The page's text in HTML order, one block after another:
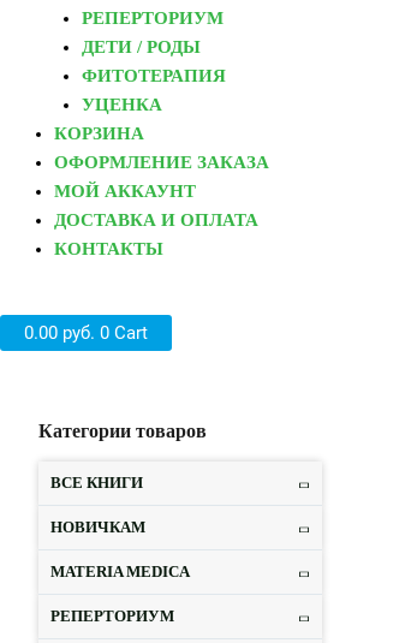
РЕПЕРТОРИУМ
ДЕТИ / РОДЫ
ФИТОТЕРАПИЯ
УЦЕНКА
КОРЗИНА
ОФОРМЛЕНИЕ ЗАКАЗА
МОЙ АККАУНТ
ДОСТАВКА И ОПЛАТА
КОНТАКТЫ
0.00 руб. 0 Cart
Категории товаров
ВСЕ КНИГИ
НОВИЧКАМ
MATERIA MEDICA
РЕПЕРТОРИУМ